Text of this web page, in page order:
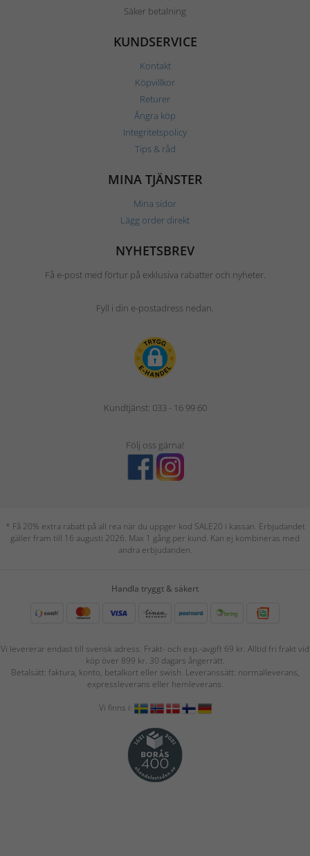
Säker betalning
KUNDSERVICE
Kontakt
Köpvillkor
Returer
Ångra köp
Integritetspolicy
Tips & råd
MINA TJÄNSTER
Mina sidor
Lägg order direkt
NYHETSBREV
Få e-post med förtur på exklusiva rabatter och nyheter.
Fyll i din e-postadress nedan.
Kundtjänst: 033 - 16 99 60
Följ oss gärna!
* Få 20% extra rabatt på all rea när du uppger kod SALE20 i kassan. Erbjudandet
gäller fram till 16 augusti 2026. Max 1 gång per kund. Kan ej kombineras med
andra erbjudanden.
Handla tryggt & säkert
Vi levererar endast till svensk adress. Frakt- och exp.-avgift 69 kr. Alltid fri frakt vid
köp över 899 kr. 30 dagars ångerrätt.
Betalsätt: faktura, konto, betalkort eller swish. Leveranssätt: normalleverans,
expressleverans eller hemleverans.
Vi finns i: